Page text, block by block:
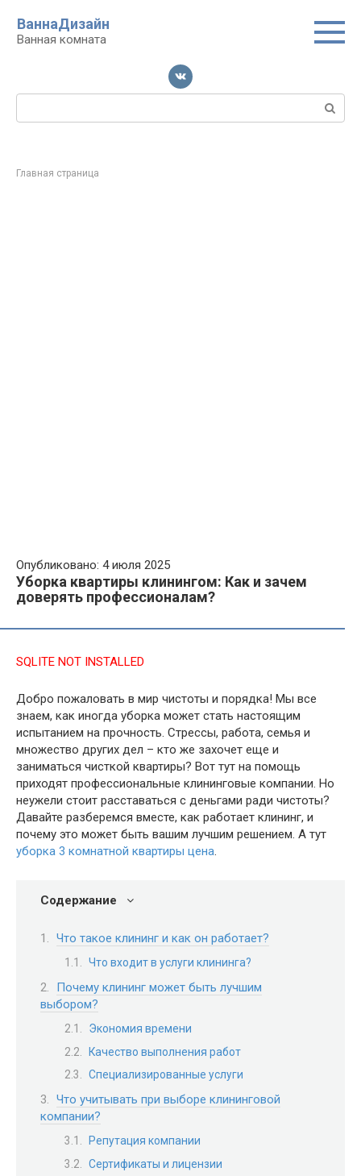
контенту
ВаннаДизайн
Ванная комната
Поиск:
Главная страница
Опубликовано: 4 июля 2025
Уборка квартиры клинингом: Как и зачем
доверять профессионалам?
SQLITE NOT INSTALLED
Добро пожаловать в мир чистоты и порядка! Мы все
знаем, как иногда уборка может стать настоящим
испытанием на прочность. Стрессы, работа, семья и
множество других дел – кто же захочет еще и
заниматься чисткой квартиры? Вот тут на помощь
приходят профессиональные клининговые компании. Но
неужели стоит расставаться с деньгами ради чистоты?
Давайте разберемся вместе, как работает клининг, и
почему это может быть вашим лучшим решением. А тут
уборка 3 комнатной квартиры цена.
Содержание
Что такое клининг и как он работает?
Что входит в услуги клининга?
Почему клининг может быть лучшим
выбором?
Экономия времени
Качество выполнения работ
Специализированные услуги
Что учитывать при выборе клининговой
компании?
Репутация компании
Сертификаты и лицензии